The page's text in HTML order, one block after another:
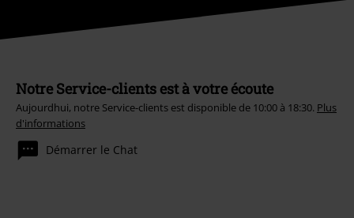
Notre Service-clients est à votre écoute
Aujourdhui, notre Service-clients est disponible de 10:00 à 18:30. Plus
d'informations
Démarrer le Chat